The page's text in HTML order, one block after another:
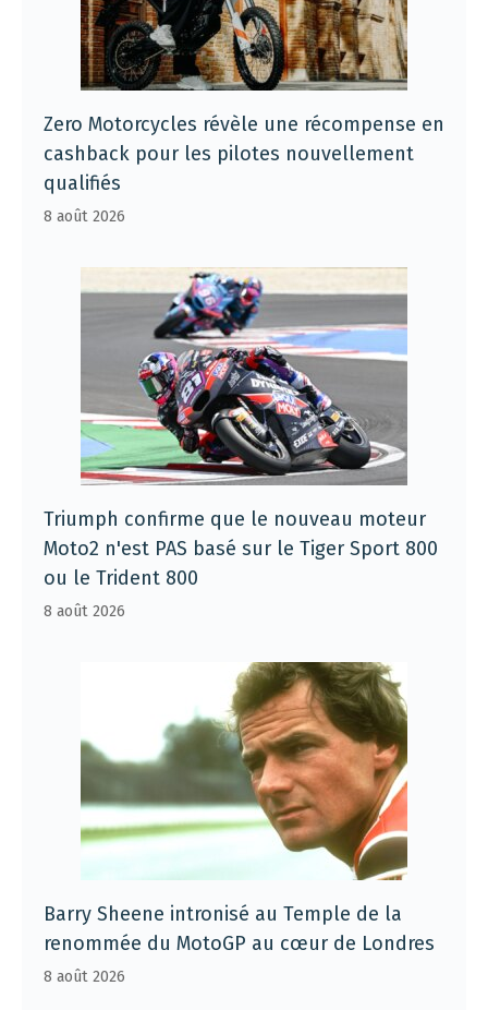
Zero Motorcycles révèle une récompense en
cashback pour les pilotes nouvellement
qualifiés
8 août 2026
Triumph confirme que le nouveau moteur
Moto2 n'est PAS basé sur le Tiger Sport 800
ou le Trident 800
8 août 2026
Barry Sheene intronisé au Temple de la
renommée du MotoGP au cœur de Londres
8 août 2026